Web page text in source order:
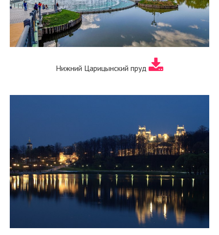
Нижний Царицынский пруд